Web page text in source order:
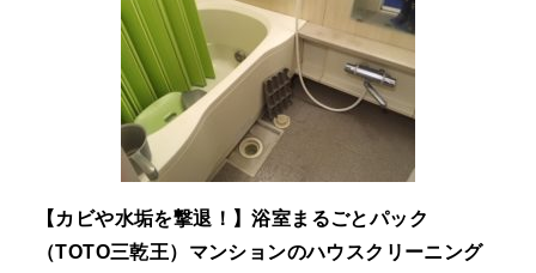
【カビや水垢を撃退！】浴室まるごとパック
（TOTO三乾王）マンションのハウスクリーニング